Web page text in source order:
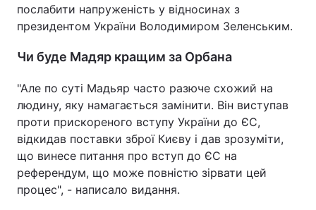
послабити напруженість у відносинах з
президентом України Володимиром Зеленським.
Чи буде Мадяр кращим за Орбана
"Але по суті Мадьяр часто разюче схожий на
людину, яку намагається замінити. Він виступав
проти прискореного вступу України до ЄС,
відкидав поставки зброї Києву і дав зрозуміти,
що винесе питання про вступ до ЄС на
референдум, що може повністю зірвати цей
процес", - написало видання.